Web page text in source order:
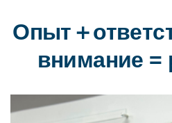
Опыт＋
внимание =